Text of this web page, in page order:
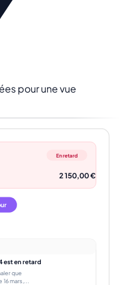
pour une vue
En retard
2 150,00 €
est en retard
que
mars,...